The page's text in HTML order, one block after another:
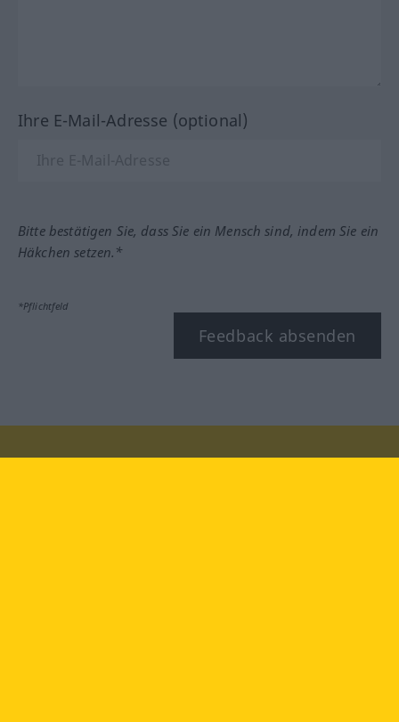
Ihre E-Mail-Adresse (optional)
Bitte bestätigen Sie, dass Sie ein Mensch sind, indem Sie ein
Häkchen setzen.*
*Pflichtfeld
Feedback absenden